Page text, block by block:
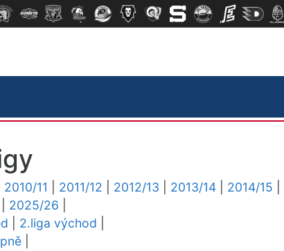
2010/11 2011/12 2012/13 2013/14 2014/15
2025/26
2.liga východ